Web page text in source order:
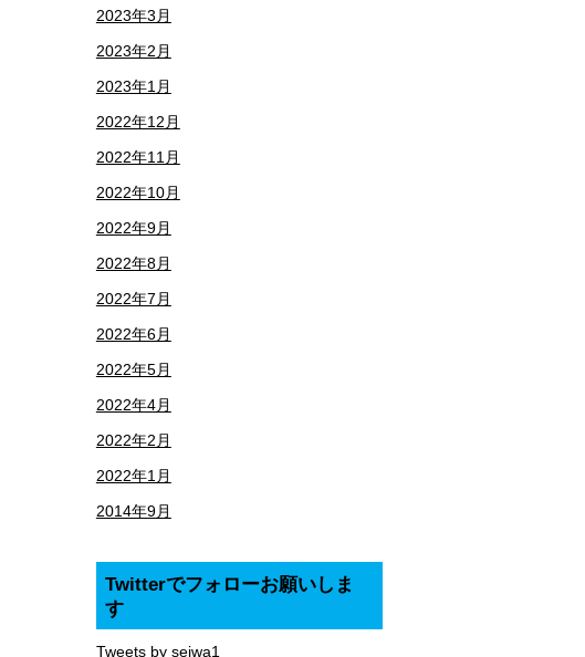
2023年3月
2023年2月
2023年1月
2022年12月
2022年11月
2022年10月
2022年9月
2022年8月
2022年7月
2022年6月
2022年5月
2022年4月
2022年2月
2022年1月
2014年9月
Twitterでフォローお願いしま
す
Tweets by seiwa1